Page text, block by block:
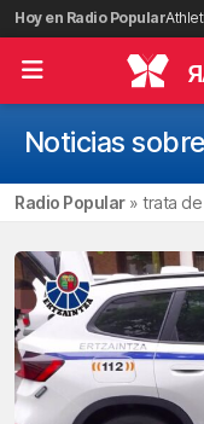
Saltar
al
contenido
Hoy en Radio Popular
R
Noticias
Radio Popular» trata de